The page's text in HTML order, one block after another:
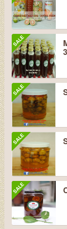
SALE
SALE
SALE
SALE